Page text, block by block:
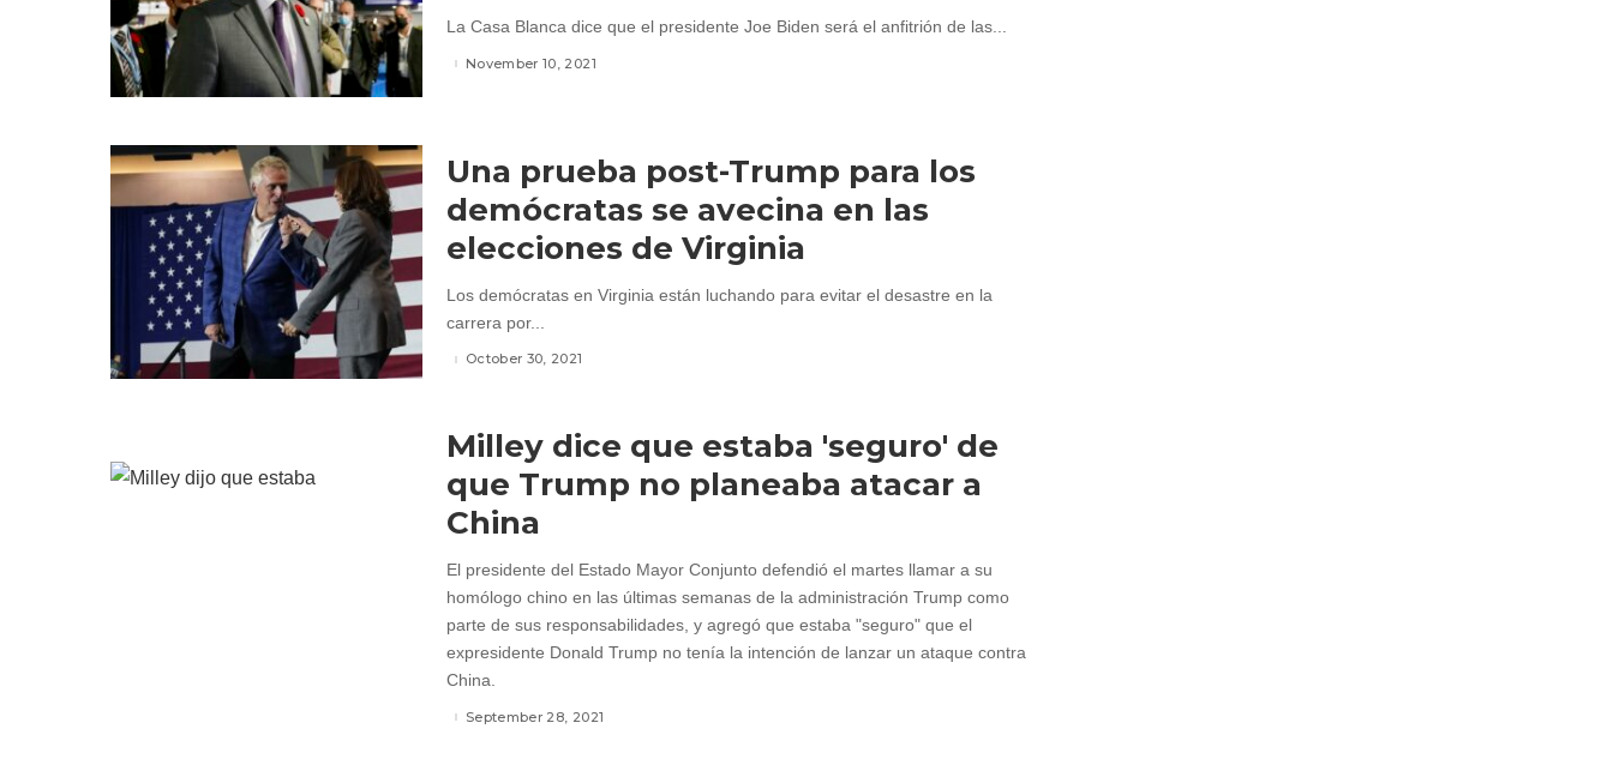
La Casa Blanca dice que el presidente Joe Biden será el anfitrión de las...
November 10, 2021
Una prueba post-Trump para los
demócratas se avecina en las
elecciones de Virginia
Los demócratas en Virginia están luchando para evitar el desastre en la
carrera por...
October 30, 2021
Milley dice que estaba 'seguro' de
que Trump no planeaba atacar a
China
El presidente del Estado Mayor Conjunto defendió el martes llamar a su
homólogo chino en las últimas semanas de la administración Trump como
parte de sus responsabilidades, y agregó que estaba "seguro" que el
expresidente Donald Trump no tenía la intención de lanzar un ataque contra
China.
September 28, 2021